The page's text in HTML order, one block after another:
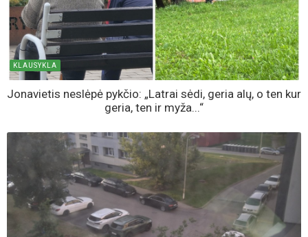
KLAUSYKLA
Jonavietis neslėpė pykčio: „Latrai sėdi, geria alų, o ten kur
geria, ten ir myža...“